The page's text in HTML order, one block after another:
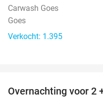
Carwash Goes
Goes
Verkocht: 1.395
Overnachting voor 2